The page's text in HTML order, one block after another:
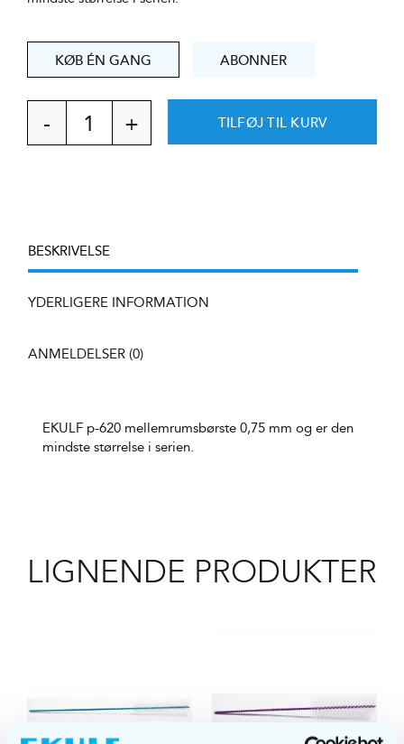
KØB ÉN GANG ABONNER
EKULF
p-
antal
TILFØJ TIL KURV
BESKRIVELSE
YDERLIGERE INFORMATION
ANMELDELSER (0)
EKULF p-620 mellemrumsbørste 0,75 mm og er den
mindste størrelse i serien.
LIGNENDE PRODUKTER